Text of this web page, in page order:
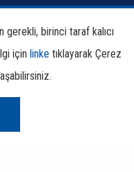
İletişim Bilgileri
birinci taraf kalıcı
için linke tıklayarak Çerez